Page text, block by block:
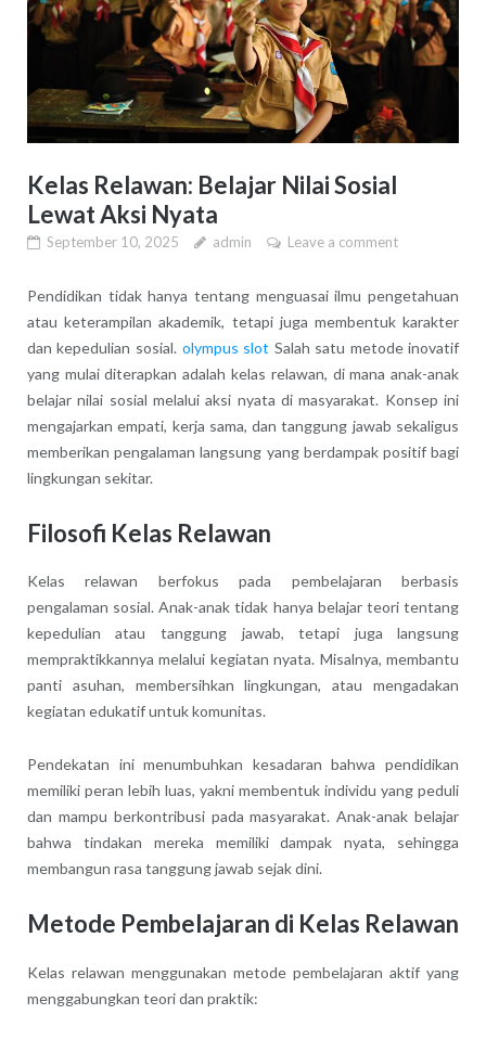
Kelas Relawan: Belajar Nilai Sosial
Lewat Aksi Nyata
September 10, 2025 admin Leave a comment
Pendidikan tidak hanya tentang menguasai ilmu pengetahuan
atau keterampilan akademik, tetapi juga membentuk karakter
dan kepedulian sosial. olympus slot Salah satu metode inovatif
yang mulai diterapkan adalah kelas relawan, di mana anak-anak
belajar nilai sosial melalui aksi nyata di masyarakat. Konsep ini
mengajarkan empati, kerja sama, dan tanggung jawab sekaligus
memberikan pengalaman langsung yang berdampak positif bagi
lingkungan sekitar.
Filosofi Kelas Relawan
Kelas relawan berfokus pada pembelajaran berbasis
pengalaman sosial. Anak-anak tidak hanya belajar teori tentang
kepedulian atau tanggung jawab, tetapi juga langsung
mempraktikkannya melalui kegiatan nyata. Misalnya, membantu
panti asuhan, membersihkan lingkungan, atau mengadakan
kegiatan edukatif untuk komunitas.
Pendekatan ini menumbuhkan kesadaran bahwa pendidikan
memiliki peran lebih luas, yakni membentuk individu yang peduli
dan mampu berkontribusi pada masyarakat. Anak-anak belajar
bahwa tindakan mereka memiliki dampak nyata, sehingga
membangun rasa tanggung jawab sejak dini.
Metode Pembelajaran di Kelas Relawan
Kelas relawan menggunakan metode pembelajaran aktif yang
menggabungkan teori dan praktik: